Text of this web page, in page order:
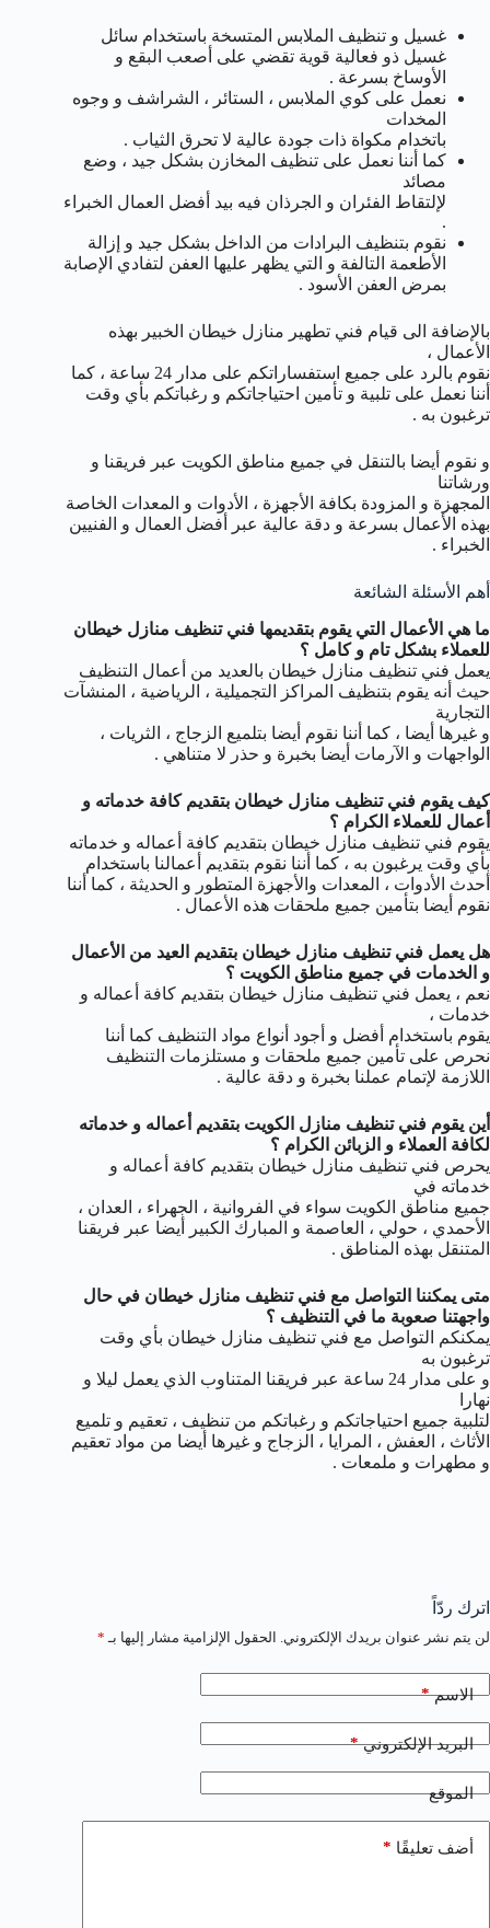
غسيل و تنظيف الملابس المتسخة باستخدام سائل
غسيل ذو فعالية قوية تقضي على أصعب البقع و
الأوساخ بسرعة .
نعمل على كوي الملابس ، الستائر ، الشراشف و وجوه
المخدات
باتخدام مكواة ذات جودة عالية لا تحرق الثياب .
كما أننا نعمل على تنظيف المخازن بشكل جيد ، وضع
مصائد
لإلتقاط الفئران و الجرذان فيه بيد أفضل العمال الخبراء
.
نقوم بتنظيف البرادات من الداخل بشكل جيد و إزالة
الأطعمة التالفة و التي يظهر عليها العفن لتفادي الإصابة
بمرض العفن الأسود .
بالإضافة الى قيام فني تطهير منازل خيطان الخبير بهذه
الأعمال ،
نقوم بالرد على جميع استفساراتكم على مدار 24 ساعة ، كما
أننا نعمل على تلبية و تأمين احتياجاتكم و رغباتكم بأي وقت
ترغبون به .
و نقوم أيضا بالتنقل في جميع مناطق الكويت عبر فريقنا و
ورشاتنا
المجهزة و المزودة بكافة الأجهزة ، الأدوات و المعدات الخاصة
بهذه الأعمال بسرعة و دقة عالية عبر أفضل العمال و الفنيين
الخبراء .
أهم الأسئلة الشائعة
ما هي الأعمال التي يقوم بتقديمها فني تنظيف منازل خيطان
للعملاء بشكل تام و كامل ؟
يعمل فني تنظيف منازل خيطان بالعديد من أعمال التنظيف
حيث أنه يقوم بتنظيف المراكز التجميلية ، الرياضية ، المنشآت
التجارية
و غيرها أيضا ، كما أننا نقوم أيضا بتلميع الزجاج ، الثريات ،
الواجهات و الآرمات أيضا بخبرة و حذر لا متناهي .
كيف يقوم فني تنظيف منازل خيطان بتقديم كافة خدماته و
أعمال للعملاء الكرام ؟
يقوم فني تنظيف منازل خيطان بتقديم كافة أعماله و خدماته
بأي وقت يرغبون به ، كما أننا نقوم بتقديم أعمالنا باستخدام
أحدث الأدوات ، المعدات والأجهزة المتطور و الحديثة ، كما أننا
نقوم أيضا بتأمين جميع ملحقات هذه الأعمال .
هل يعمل فني تنظيف منازل خيطان بتقديم العيد من الأعمال
و الخدمات في جميع مناطق الكويت ؟
نعم ، يعمل فني تنظيف منازل خيطان بتقديم كافة أعماله و
خدمات ،
يقوم باستخدام أفضل و أجود أنواع مواد التنظيف كما أننا
نحرص على تأمين جميع ملحقات و مستلزمات التنظيف
اللازمة لإتمام عملنا بخبرة و دقة عالية .
أين يقوم فني تنظيف منازل الكويت بتقديم أعماله و خدماته
لكافة العملاء و الزبائن الكرام ؟
يحرص فني تنظيف منازل خيطان بتقديم كافة أعماله و
خدماته في
جميع مناطق الكويت سواء في الفروانية ، الجهراء ، العدان ،
الأحمدي ، حولي ، العاصمة و المبارك الكبير أيضا عبر فريقنا
المتنقل بهذه المناطق .
متى يمكننا التواصل مع فني تنظيف منازل خيطان في حال
واجهتنا صعوبة ما في التنظيف ؟
يمكنكم التواصل مع فني تنظيف منازل خيطان بأي وقت
ترغبون به
و على مدار 24 ساعة عبر فريقنا المتناوب الذي يعمل ليلا و
نهارا
لتلبية جميع احتياجاتكم و رغباتكم من تنظيف ، تعقيم و تلميع
الأثاث ، العفش ، المرايا ، الزجاج و غيرها أيضا من مواد تعقيم
و مطهرات و ملمعات .
اترك ردّاً
لن يتم نشر عنوان بريدك الإلكتروني. الحقول الإلزامية مشار إليها بـ *
الاسم*
البريد الإلكتروني*
الموقع
أضف تعليقًا *